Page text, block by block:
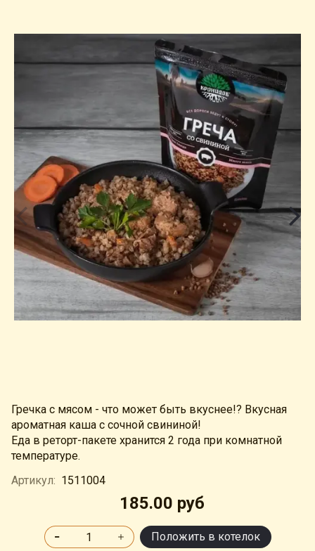
Гречка с мясом - что может быть вкуснее!? Вкусная
ароматная каша с сочной свининой!
Еда в реторт-пакете хранится 2 года при комнатной
температуре.
Артикул: 1511004
185.00 руб
Положить в котелок